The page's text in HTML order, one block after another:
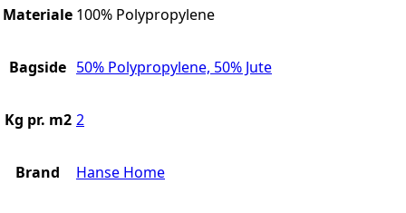
Materiale 100% Polypropylene
Bagside 50% Polypropylene, 50% Jute
Kg pr. m2 2
Brand Hanse Home